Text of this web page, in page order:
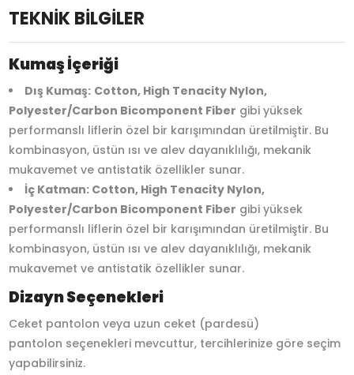
TEKNİK BİLGİLER
Kumaş İçeriği
Dış Kumaş: Cotton, High Tenacity Nylon,
Polyester/Carbon Bicomponent Fiber gibi yüksek
performanslı liflerin özel bir karışımından üretilmiştir. Bu
kombinasyon, üstün ısı ve alev dayanıklılığı, mekanik
mukavemet ve antistatik özellikler sunar.
İç Katman: Cotton, High Tenacity Nylon,
Polyester/Carbon Bicomponent Fiber gibi yüksek
performanslı liflerin özel bir karışımından üretilmiştir. Bu
kombinasyon, üstün ısı ve alev dayanıklılığı, mekanik
mukavemet ve antistatik özellikler sunar.
Dizayn Seçenekleri
Ceket pantolon veya uzun ceket (pardesü)
pantolon seçenekleri mevcuttur, tercihlerinize göre seçim
yapabilirsiniz.